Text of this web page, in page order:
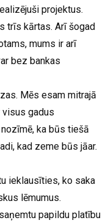
projektus.
trīs kārtas. Arī šogad
mums ir arī
bez bankas
Mēs esam mitrajā
visus gadus
ka būs tiešā
kad zeme būs jāar.
ieklausīties, ko saka
lēmumus.
papildu platību